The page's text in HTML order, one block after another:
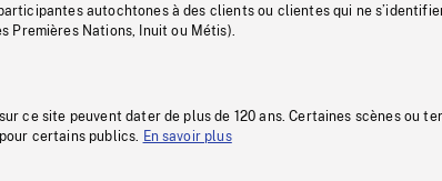
autochtones à des clients ou clientes qui ne
Premières Nations, Inuit ou Métis).
ce site peuvent dater de plus de 120 ans. Certaines scènes ou
certains publics.
En savoir plus